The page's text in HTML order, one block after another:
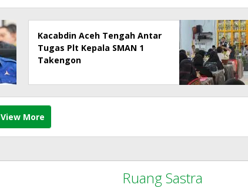
Kacabdin Aceh Tengah Antar
Tugas Plt Kepala SMAN 1
Takengon
View More
Ruang Sastra